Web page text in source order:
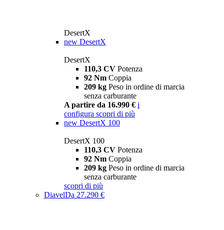
DesertX
new DesertX
DesertX
110,3 CV Potenza
92 Nm Coppia
209 kg Peso in ordine di marcia
senza carburante
A partire da 16.990 € i
configura scopri di più
new DesertX 100
DesertX 100
110,3 CV Potenza
92 Nm Coppia
209 kg Peso in ordine di marcia
senza carburante
scopri di più
DiavelDa 27.290 €